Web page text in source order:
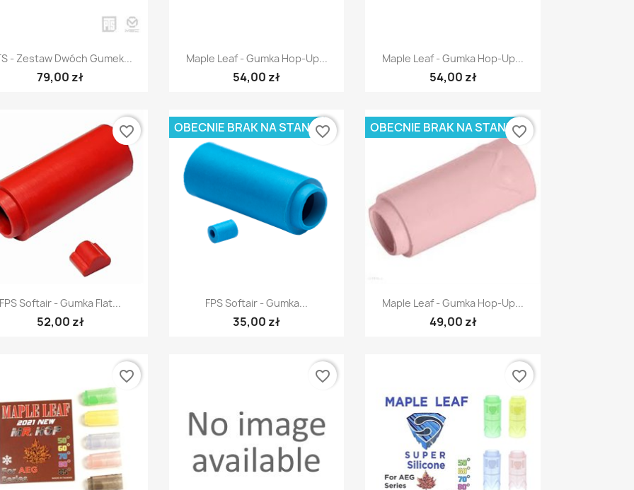
Szybki podgląd
- Zestaw Dwóch Gumek...
79,00 zł
Szybki podgląd
Maple Leaf - Gumka Hop-Up...
54,00 zł
Szybki podgląd
Maple Leaf - Gumka Hop-Up...
54,00 zł
Szybki podgląd
FPS Softair - Gumka Flat...
52,00 zł
favorite_border
Szybki podgląd
FPS Softair - Gumka...
35,00 zł
OBECNIE BRAK NA STANIEfavorite_border
Szybki podgląd
Maple Leaf - Gumka Hop-Up...
49,00 zł
OBECNIE BRAK NA STANIEfavorite_border
favorite_border favorite_border favorite_border